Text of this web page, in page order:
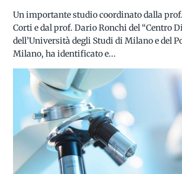
Un importante studio coordinato dalla
Corti e dal prof. Dario Ronchi del “Centro
dell’Università degli Studi di Milano e del
Milano, ha identificato e...